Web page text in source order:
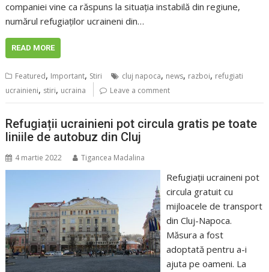
companiei vine ca răspuns la situația instabilă din regiune,
numărul refugiaților ucraineni din…
READ MORE
Featured, Important, Stiri cluj napoca, news, razboi, refugiati
ucrainieni, stiri, ucraina Leave a comment
Refugiații ucrainieni pot circula gratis pe toate
liniile de autobuz din Cluj
4 martie 2022 Tigancea Madalina
Refugiații ucraineni pot
circula gratuit cu
mijloacele de transport
din Cluj-Napoca.
Măsura a fost
adoptată pentru a-i
ajuta pe oameni. La